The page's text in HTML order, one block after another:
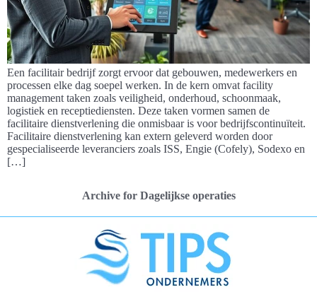
Een facilitair bedrijf zorgt ervoor dat gebouwen, medewerkers en
processen elke dag soepel werken. In de kern omvat facility
management taken zoals veiligheid, onderhoud, schoonmaak,
logistiek en receptiediensten. Deze taken vormen samen de
facilitaire dienstverlening die onmisbaar is voor bedrijfscontinuïteit.
Facilitaire dienstverlening kan extern geleverd worden door
gespecialiseerde leveranciers zoals ISS, Engie (Cofely), Sodexo en
[…]
Archive for Dagelijkse operaties